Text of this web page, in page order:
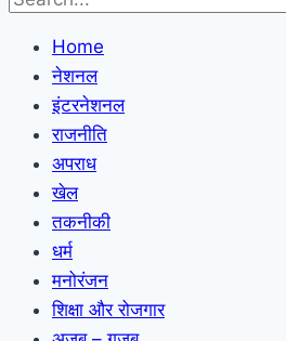
Home
नेशनल
इंटरनेशनल
राजनीति
अपराध
खेल
तकनीकी
धर्म
मनोरंजन
शिक्षा और रोजगार